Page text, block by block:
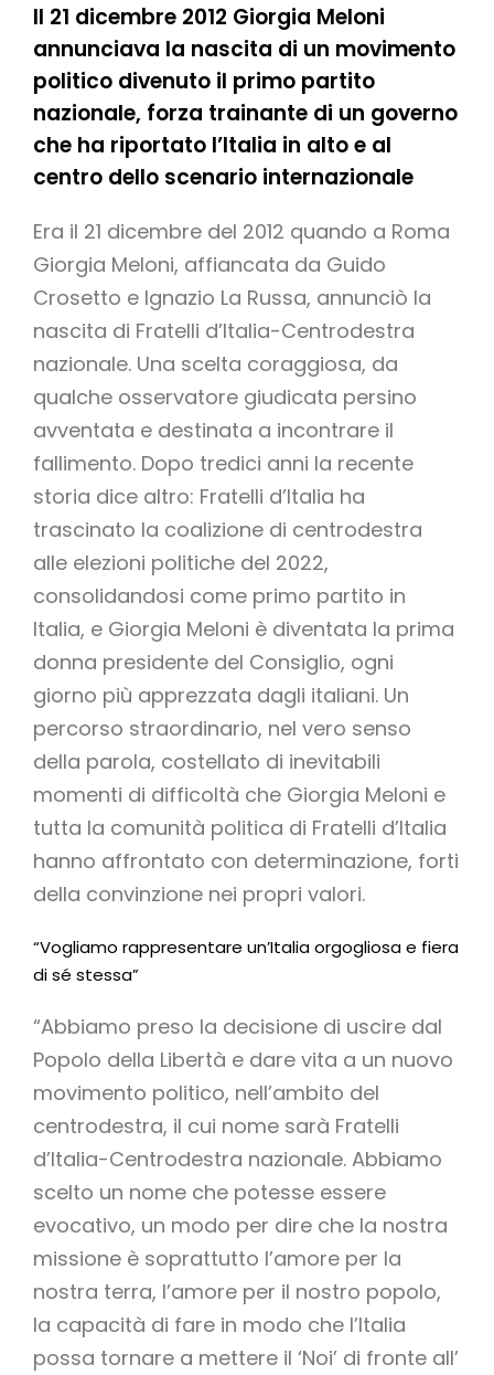
Il 21 dicembre 2012 Giorgia Meloni
annunciava la nascita di un movimento
politico divenuto il primo partito
nazionale, forza trainante di un governo
che ha riportato l’Italia in alto e al
centro dello scenario internazionale
Era il 21 dicembre del 2012 quando a Roma
Giorgia Meloni, affiancata da Guido
Crosetto e Ignazio La Russa, annunciò la
nascita di Fratelli d’Italia-Centrodestra
nazionale. Una scelta coraggiosa, da
qualche osservatore giudicata persino
avventata e destinata a incontrare il
fallimento. Dopo tredici anni la recente
storia dice altro: Fratelli d’Italia ha
trascinato la coalizione di centrodestra
alle elezioni politiche del 2022,
consolidandosi come primo partito in
Italia, e Giorgia Meloni è diventata la prima
donna presidente del Consiglio, ogni
giorno più apprezzata dagli italiani. Un
percorso straordinario, nel vero senso
della parola, costellato di inevitabili
momenti di difficoltà che Giorgia Meloni e
tutta la comunità politica di Fratelli d’Italia
hanno affrontato con determinazione, forti
della convinzione nei propri valori.
“Vogliamo rappresentare un’Italia orgogliosa e fiera
di sé stessa”
“Abbiamo preso la decisione di uscire dal
Popolo della Libertà e dare vita a un nuovo
movimento politico, nell’ambito del
centrodestra, il cui nome sarà Fratelli
d’Italia-Centrodestra nazionale. Abbiamo
scelto un nome che potesse essere
evocativo, un modo per dire che la nostra
missione è soprattutto l’amore per la
nostra terra, l’amore per il nostro popolo,
la capacità di fare in modo che l’Italia
possa tornare a mettere il ‘Noi’ di fronte all’